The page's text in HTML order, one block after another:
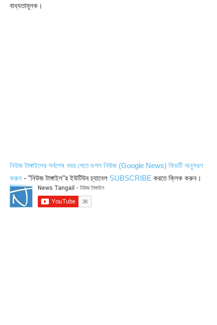
বাধ্যতামূলক।
নিউজ টাঙ্গাইলের সর্বশেষ খবর পেতে গুগল নিউজ (Google News) ফিডটি অনুসরণ
করুন - "নিউজ টাঙ্গাইল"র ইউটিউব চ্যানেল SUBSCRIBE করতে ক্লিক করুন।